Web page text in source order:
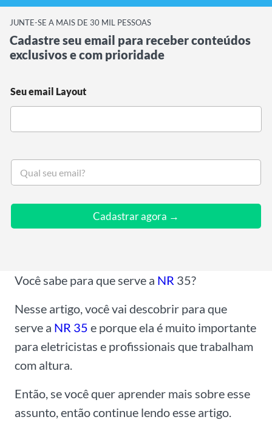
JUNTE-SE A MAIS DE 30 MIL PESSOAS
Cadastre seu email para receber conteúdos
exclusivos e com prioridade
Seu email Layout
S
u
Cadastrar agora →
Você sabe para que serve a NR 35?
Nesse artigo, você vai descobrir para que
serve a NR 35 e porque ela é muito importante
para eletricistas e profissionais que trabalham
com altura.
Então, se você quer aprender mais sobre esse
assunto, então continue lendo esse artigo.